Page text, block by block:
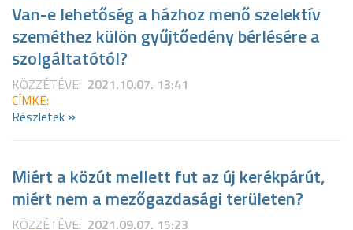
Van-e lehetőség a házhoz menő szelektív
szeméthez külön gyűjtőedény bérlésére a
szolgáltatótól?
KÖZZÉTÉVE: 2021.10.07. 13:41
CÍMKE:
Részletek »
Miért a közút mellett fut az új kerékpárút,
miért nem a mezőgazdasági területen?
KÖZZÉTÉVE: 2021.09.07. 15:23